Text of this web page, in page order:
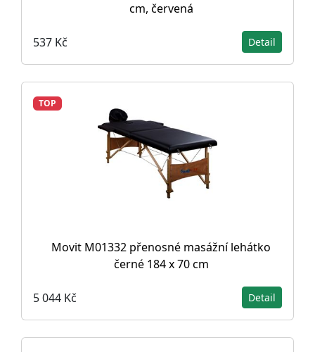
cm, červená
537 Kč Detail
TOP
Movit M01332 přenosné masážní lehátko
černé 184 x 70 cm
5 044 Kč Detail